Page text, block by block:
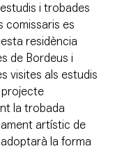
i trobades
comissaris es
residència
de Bordeus i
visites als estudis
projecte
la trobada
artístic de
la forma